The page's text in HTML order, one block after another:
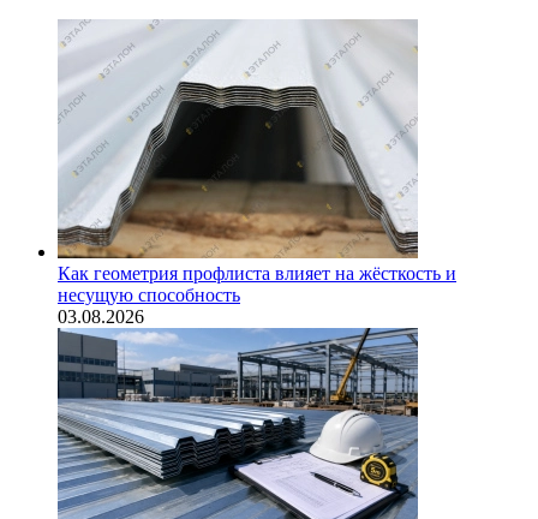
Как геометрия профлиста влияет на жёсткость и
несущую способность
03.08.2026